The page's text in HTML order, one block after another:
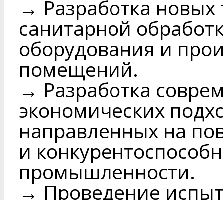
→ Разработка новых
санитарной
оборудования и
помещений.
→ Разработка
экономических
направленных на
и
промышленности.
→ Проведение